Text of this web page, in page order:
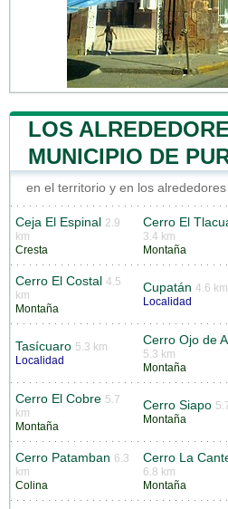
LOS
MUNICIPIO DE
en el territorio y en los
Ceja El Espinal
2.9
km
Cresta
Cerro El
3.4 km
Montaña
Cerro El Costal 4.5
km
Montaña
Cupatán 4.6 km
Localidad
Tasícuaro 5.3 km
Localidad
Cerro Ojo de
5.3 km
Montaña
Cerro El Cobre 5.7
km
Montaña
Cerro Siapo
Montaña
Cerro Patamban 6.3
km
Colina
Cerro La
6.8 km
Montaña